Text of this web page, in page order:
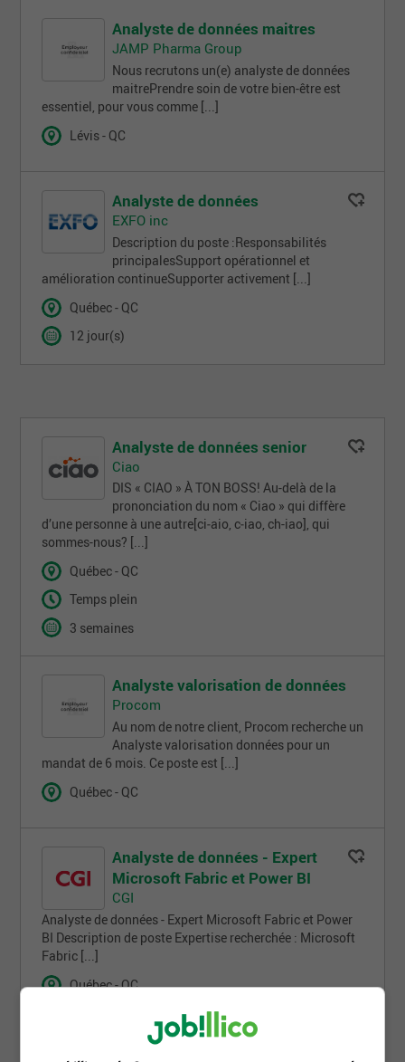
Analyste de données maitres
JAMP Pharma Group
Nous recrutons un(e) analyste de données
maitrePrendre soin de votre bien-être est
essentiel, pour vous comme [...]
Lévis - QC
Analyste de données
EXFO inc
Description du poste :Responsabilités
principalesSupport opérationnel et
amélioration continueSupporter activement [...]
Québec - QC
12 jour(s)
Analyste de données senior
Ciao
DIS « CIAO » À TON BOSS! Au-delà de la
prononciation du nom « Ciao » qui diffère
d’une personne à une autre[ci‑aio, c‑iao, ch-iao], qui
sommes-nous? [...]
Québec - QC
Temps plein
3 semaines
Analyste valorisation de données
Procom
Au nom de notre client, Procom recherche un
Analyste valorisation données pour un
mandat de 6 mois. Ce poste est [...]
Québec - QC
Analyste de données - Expert
Microsoft Fabric et Power BI
CGI
Analyste de données - Expert Microsoft Fabric et Power
BI Description de poste Expertise recherchée : Microsoft
Fabric [...]
Québec - QC